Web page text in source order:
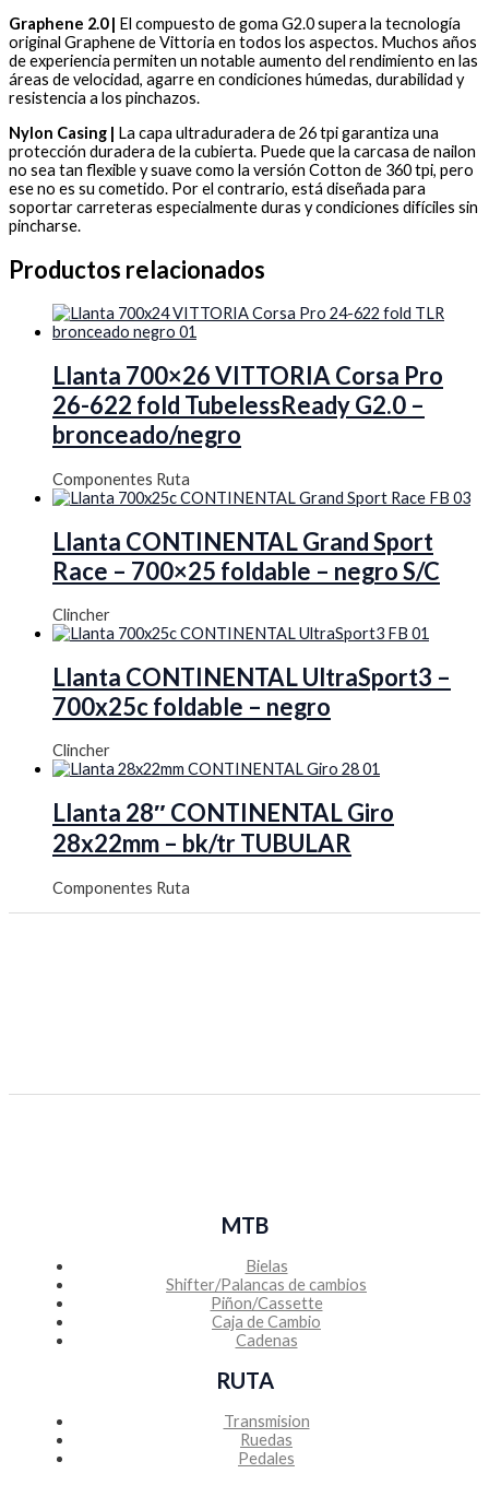
Graphene 2.0 | El compuesto de goma G2.0 supera la tecnología
original Graphene de Vittoria en todos los aspectos. Muchos años
de experiencia permiten un notable aumento del rendimiento en las
áreas de velocidad, agarre en condiciones húmedas, durabilidad y
resistencia a los pinchazos.
Nylon Casing | La capa ultraduradera de 26 tpi garantiza una
protección duradera de la cubierta. Puede que la carcasa de nailon
no sea tan flexible y suave como la versión Cotton de 360 tpi, pero
ese no es su cometido. Por el contrario, está diseñada para
soportar carreteras especialmente duras y condiciones difíciles sin
pincharse.
Productos relacionados
Llanta 700×26 VITTORIA Corsa Pro
26-622 fold TubelessReady G2.0 –
bronceado/negro
Componentes Ruta
Llanta CONTINENTAL Grand Sport
Race – 700×25 foldable – negro S/C
Clincher
Llanta CONTINENTAL UltraSport3 –
700x25c foldable – negro
Clincher
Llanta 28″ CONTINENTAL Giro
28x22mm – bk/tr TUBULAR
Componentes Ruta
MTB
Bielas
Shifter/Palancas de cambios
Piñon/Cassette
Caja de Cambio
Cadenas
RUTA
Transmision
Ruedas
Pedales